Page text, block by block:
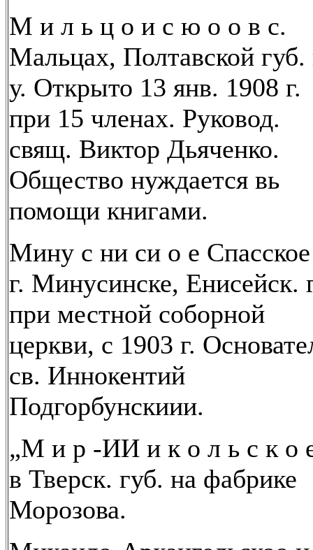
М и л ь ц о и с ю о о в с.
Мальцах, Полтавской губ.
у. Открыто 13 янв. 1908 г.
при 15 членах. Руковод.
свящ. Виктор Дьяченко.
Общество нуждается вь
помощи книгами.
Мину с ни си о е
г. Минусинске, Енисейск.
при местной соборной
церкви, с 1903 г.
св. Иннокентий
Подгорбунскиии.
„М и р -ИИ и к о л ь с к о
в Тверск. губ. на фабрике
Морозова.